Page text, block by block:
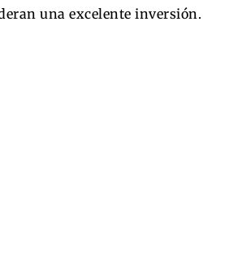
una excelente inversión.